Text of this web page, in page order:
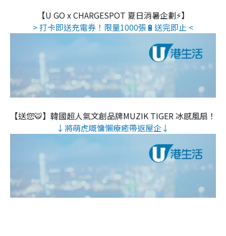
【U GO x CHARGESPOT 夏日消暑企劃⚡】
> 打卡即送充電券！限量1000張🔋送完即止 <
【送您🐯】韓國超人氣文創品牌MUZIK TIGER 冰感風扇！
↓將萌虎嘅慵懶療癒帶返屋企↓